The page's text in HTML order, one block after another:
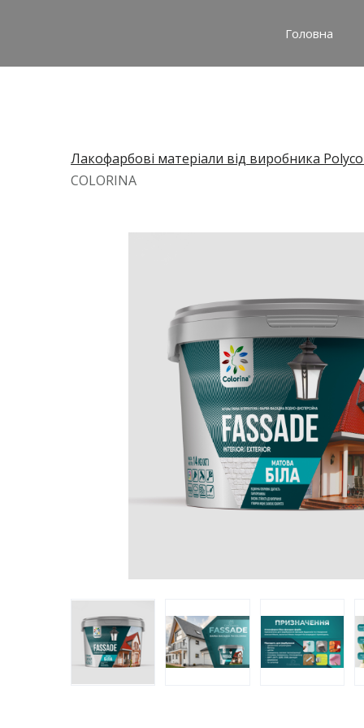
Головна
Лакофарбові матеріали від виробника
COLORINA